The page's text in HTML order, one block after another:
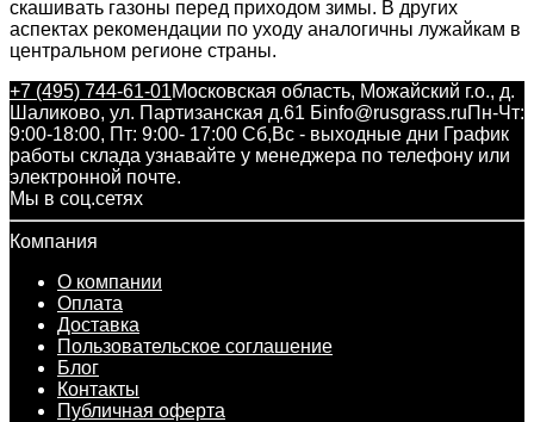
скашивать газоны перед приходом зимы. В других
аспектах рекомендации по уходу аналогичны лужайкам в
центральном регионе страны.
+7 (495) 744-61-01Московская область, Можайский г.о., д.
Шаликово, ул. Партизанская д.61 Бinfo@rusgrass.ruПн-Чт:
9:00-18:00, Пт: 9:00- 17:00 Сб,Вс - выходные дни График
работы склада узнавайте у менеджера по телефону или
электронной почте.
Мы в соц.сетях
Компания
О компании
Оплата
Доставка
Пользовательское соглашение
Блог
Контакты
Публичная оферта